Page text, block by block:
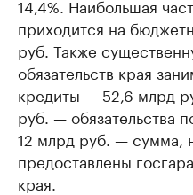
14,4%. Наибольшая
приходится на
руб. Также
обязательств края
кредиты — 52,6 млрд
руб. — обязательства
12 млрд руб. — сумма,
предоставлены
края.